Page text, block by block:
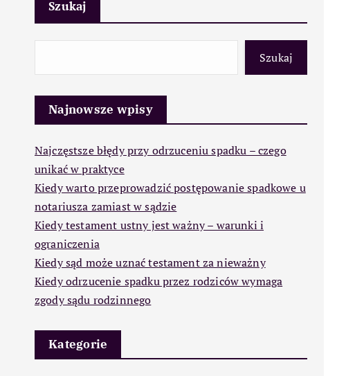
Szukaj
Szukaj
Najnowsze wpisy
Najczęstsze błędy przy odrzuceniu spadku – czego
unikać w praktyce
Kiedy warto przeprowadzić postępowanie spadkowe u
notariusza zamiast w sądzie
Kiedy testament ustny jest ważny – warunki i
ograniczenia
Kiedy sąd może uznać testament za nieważny
Kiedy odrzucenie spadku przez rodziców wymaga
zgody sądu rodzinnego
Kategorie